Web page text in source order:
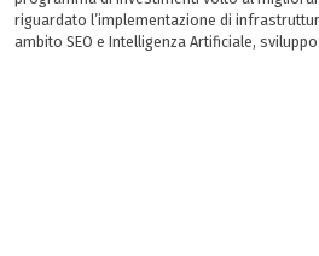
riguardato l’implementazione di
ambito SEO e Intelligenza Artificiale,